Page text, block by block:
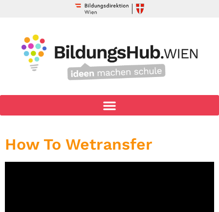
How To Wetransfer